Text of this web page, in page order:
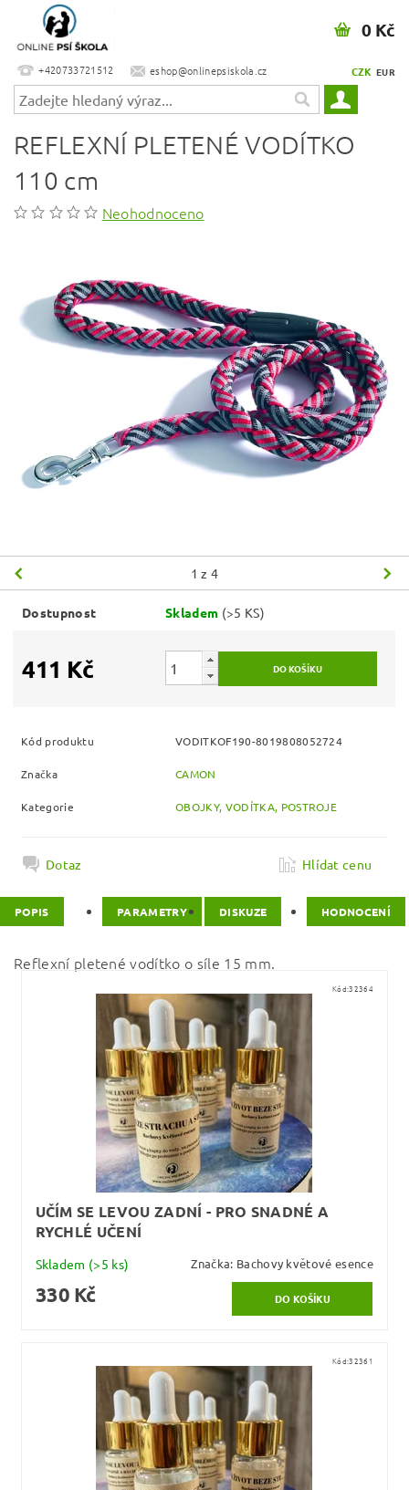
+420733721512 eshop@onlinepsiskola.cz CZK EUR
0 Kč
REFLEXNÍ PLETENÉ VODÍTKO
110 cm
Neohodnoceno
1 z 4
Dostupnost Skladem (>5 KS)
411 Kč
Kód produktu VODITKOF190-8019808052724
Značka CAMON
Kategorie OBOJKY, VODÍTKA, POSTROJE
Dotaz Hlídat cenu
POPIS PARAMETRY DISKUZE HODNOCENÍ
Reflexní pletené vodítko o síle 15 mm.
Kód:32364
UČÍM SE LEVOU ZADNÍ - PRO SNADNÉ A
RYCHLÉ UČENÍ
Skladem (>5 ks) Značka: Bachovy květové esence
330 Kč
Kód:32361